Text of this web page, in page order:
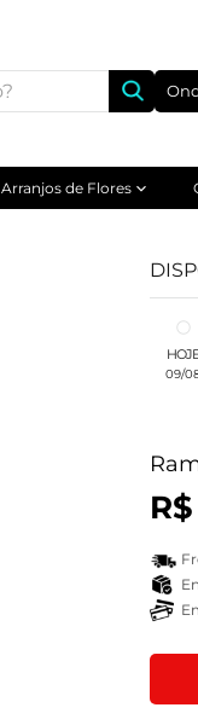
Arranjos de Flores
09/